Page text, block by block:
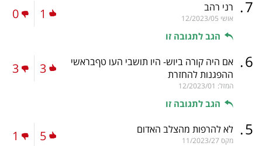
7
. רני רהב
אושי 12/2023/05
הגב לתגובה זו
1
0
6
. אם היה קורה ביוש- היו תושבי העו טףבראשי
ההפגנות להחזרת
המזל: 12/2023/01
הגב לתגובה זו
3
3
5
. לא להרפות מהצלב האדום
מקס 11/2023/27
5
1